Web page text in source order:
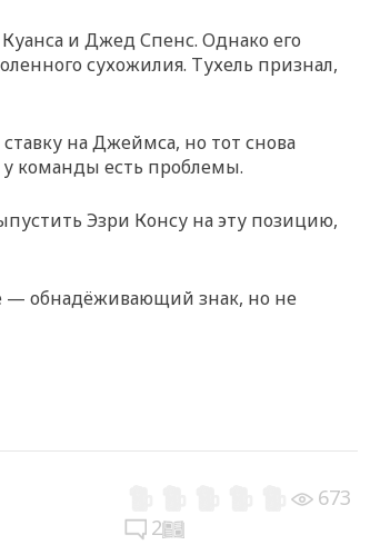
и Джед Спенс. Однако его
сухожилия. Тухель признал,
на Джеймса, но тот снова
у команды есть проблемы.
Эзри Консу на эту позицию,
— обнадёживающий знак, но не
673
2